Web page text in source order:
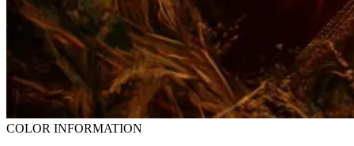
COLOR INFORMATION